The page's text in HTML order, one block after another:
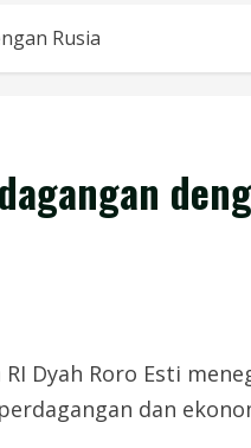
Rusia
Dyah Roro Esti
dan